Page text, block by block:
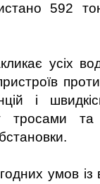
592
усіх
і
тросами
умов